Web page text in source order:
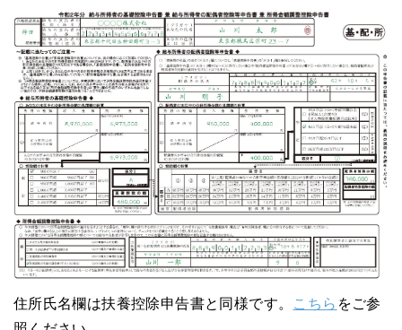
住所氏名欄は扶養控除申告書と同様です。 こちら をご参